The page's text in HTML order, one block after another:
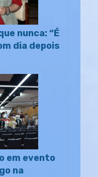
nunca: “É
dia depois
em evento
na